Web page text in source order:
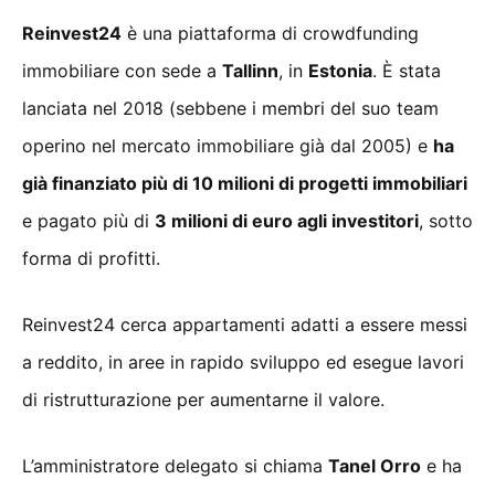
Reinvest24 è una piattaforma di crowdfunding
immobiliare con sede a Tallinn, in Estonia. È stata
lanciata nel 2018 (sebbene i membri del suo team
operino nel mercato immobiliare già dal 2005) e ha
già finanziato più di 10 milioni di progetti immobiliari
e pagato più di 3 milioni di euro agli investitori, sotto
forma di profitti.
Reinvest24 cerca appartamenti adatti a essere messi
a reddito, in aree in rapido sviluppo ed esegue lavori
di ristrutturazione per aumentarne il valore.
L’amministratore delegato si chiama Tanel Orro e ha